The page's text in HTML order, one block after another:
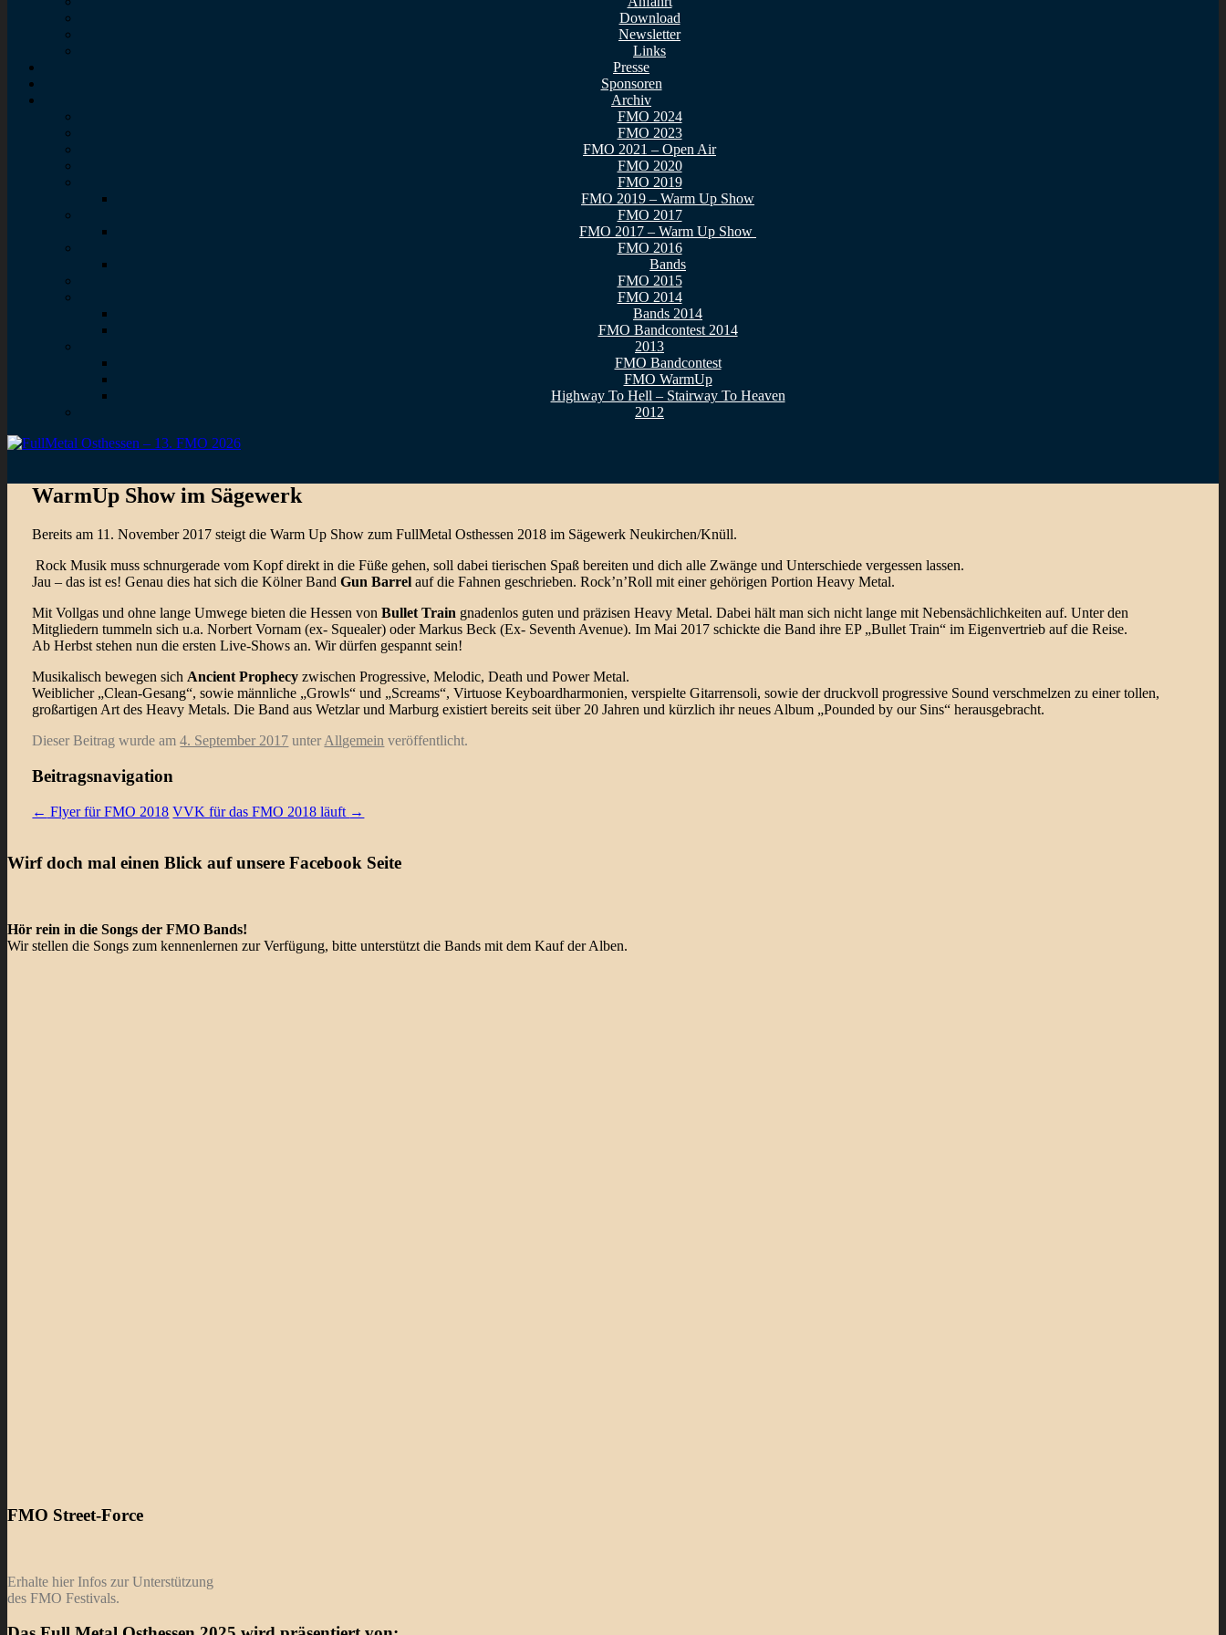
Download
Newsletter
Links
Presse
Sponsoren
Archiv
FMO 2024
FMO 2023
FMO 2021 – Open Air
FMO 2020
FMO 2019
FMO 2019 – Warm Up Show
FMO 2017
FMO 2017 – Warm Up Show
FMO 2016
Bands
FMO 2015
FMO 2014
Bands 2014
FMO Bandcontest 2014
2013
FMO Bandcontest
FMO WarmUp
Highway To Hell – Stairway To Heaven
2012
WarmUp Show im Sägewerk
Bereits am 11. November 2017 steigt die Warm Up Show zum FullMetal Osthessen 2018 im Sägewerk Neukirchen/Knüll.
Rock Musik muss schnurgerade vom Kopf direkt in die Füße gehen, soll dabei tierischen Spaß bereiten und dich alle Zwänge und Unterschiede vergessen lassen.
Jau – das ist es! Genau dies hat sich die Kölner BandGun Barrel auf die Fahnen geschrieben. Rock’n’Roll mit einer gehörigen Portion Heavy Metal.
Mit Vollgas und ohne lange Umwege bieten die Hessen vonBullet Train gnadenlos guten und präzisen Heavy Metal. Dabei hält man sich nicht lange mit Nebensächlichkeiten auf. Unter den
Mitgliedern tummeln sich u.a. Norbert Vornam (ex- Squealer) oder Markus Beck (Ex- Seventh Avenue). Im Mai 2017 schickte die Band ihre EP „Bullet Train“ im Eigenvertrieb auf die Reise.
Ab Herbst stehen nun die ersten Live-Shows an. Wir dürfen gespannt sein!
Musikalisch bewegen sich Ancient Prophecy zwischen Progressive, Melodic, Death und Power Metal.
Weiblicher „Clean-Gesang“, sowie männliche „Growls“ und „Screams“, Virtuose Keyboardharmonien, verspielte Gitarrensoli, sowie der druckvoll progressive Sound verschmelzen zu einer tollen,
großartigen Art des Heavy Metals. Die Band aus Wetzlar und Marburg existiert bereits seit über 20 Jahren und kürzlich ihr neues Album „Pounded by our Sins“ herausgebracht.
Dieser Beitrag wurde am4. September 2017 unter Allgemein veröffentlicht.
Beitragsnavigation
← Flyer für FMO 2018 VVK für das FMO 2018 läuft →
Wirf doch mal einen Blick auf unsere Facebook Seite
Hör rein in die Songs der FMO Bands!
Wir stellen die Songs zum kennenlernen zur Verfügung, bitte unterstützt die Bands mit dem Kauf der Alben.
FMO Street-Force
Erhalte hier Infos zur Unterstützung
des FMO Festivals.